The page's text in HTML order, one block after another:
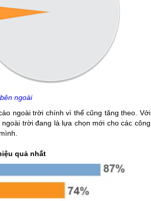
ngoài
ngoài trời chính vì thế cũng tăng theo. Với
trời đang là lựa chọn mới cho các công
quả nhất